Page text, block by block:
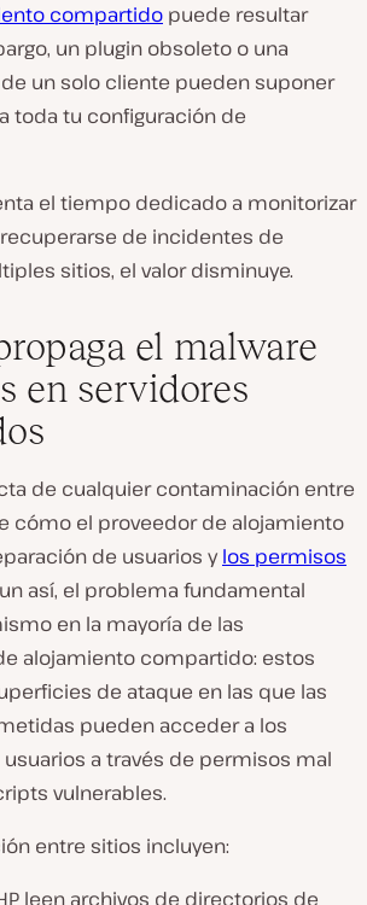
compartido puede resultar
un plugin obsoleto o una
un solo cliente pueden suponer
toda tu configuración de
el tiempo dedicado a monitorizar
de incidentes de
sitios, el valor disminuye.
el malware
en servidores
de cualquier contaminación entre
cómo el proveedor de alojamiento
de usuarios ylos permisos
así, el problema fundamental
en la mayoría de las
alojamiento compartido: estos
de ataque en las que las
pueden acceder a los
a través de permisos mal
vulnerables.
entre sitios incluyen:
leen archivos de directorios de